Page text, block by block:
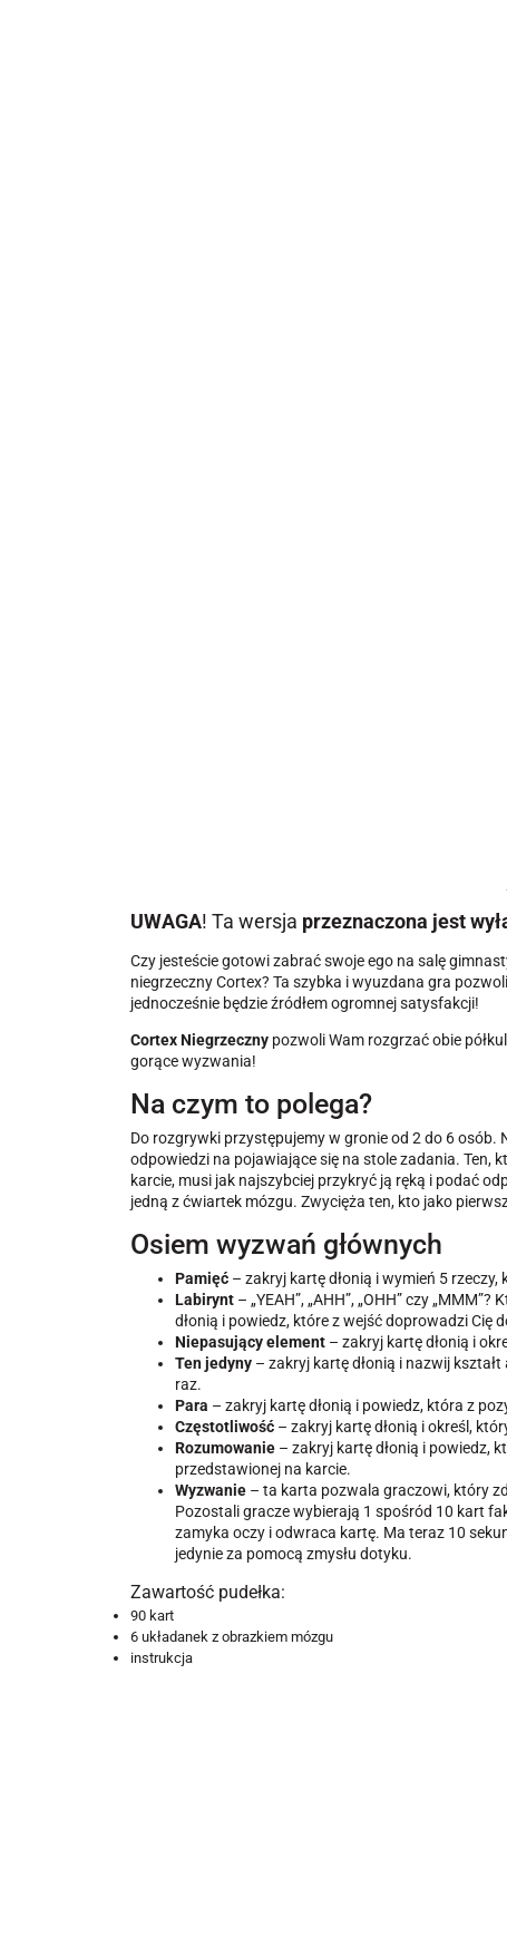
UWAGA! Ta wersja przeznaczona jest
Czy jesteście gotowi zabrać swoje ego na salę
niegrzeczny Cortex? Ta szybka i wyuzdana gra
jednocześnie będzie źródłem ogromnej satysfakcji!
Cortex Niegrzeczny pozwoli Wam rozgrzać obie
gorące wyzwania!
Na czym to polega?
Do rozgrywki przystępujemy w gronie od 2 do 6 osób.
odpowiedzi na pojawiające się na stole zadania. Ten,
karcie, musi jak najszybciej przykryć ją ręką i podać
jedną z ćwiartek mózgu. Zwycięża ten, kto jako
Osiem wyzwań głównych
Pamięć – zakryj kartę dłonią i wymień 5 rzeczy,
Labirynt – „YEAH”, „AHH”, „OHH” czy
dłonią i powiedz, które z wejść doprowadzi Cię
Niepasujący element – zakryj kartę dłonią i
Ten jedyny – zakryj kartę dłonią i nazwij
raz.
Para – zakryj kartę dłonią i powiedz, która z
Częstotliwość – zakryj kartę dłonią i określ,
Rozumowanie – zakryj kartę dłonią i powiedz,
przedstawionej na karcie.
Wyzwanie – ta karta pozwala graczowi, który
Pozostali gracze wybierają 1 spośród 10 kart
zamyka oczy i odwraca kartę. Ma teraz 10
jedynie za pomocą zmysłu dotyku.
Zawartość pudełka:
90 kart
6 układanek z obrazkiem mózgu
instrukcja